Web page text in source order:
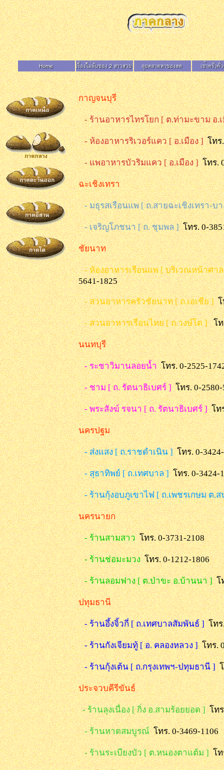
กาญจนบุรี
- ร้านอาหารไทรโยก [ ต.ท่ามะขาม อ.
- ห้องอาหารริเวอร์แคว [ อ.เมือง ]โ
- แพอาหารบัวริมแคว [ อ.เมือง ]โทร.
ฉะเชิงเทรา
- มธุรสเรือนแพ [ ถ.สายฉะเชิงเทรา-
- เจริญโภชนา [ ถ. ชุมพล ]โทร. 0-
ชัยนาท
- ห้องอาหารเรือนแพ [ บริเวณหน้าศา
5641-1825
- สวนอาหารครัวชัยนาท [ ถ.เอเชีย ]
- สวนอาหารเรือนไทย [ ถ.วงษ์โต ]โ
นนทบุรี
- ระชาวิมานลอยน้ำโทร. 0-2525-
- ชาม [ ถ. รัตนาธิเบศร์ ]โทร. 0-
- พระสังฆ์ รจนา [ ถ. รัตนาธิเบศร์ ]โท
นครปฐม
- ส่งแสง [ ถ.ราชดำเนิน ]โทร. 0-
- สุธาทิพย์ [ ถ.เทศบาล ]โทร. 0-3424-
- ร้านกุ้งอบภูเขาไฟ [ ถ.เพชรเกษม ต
นครนายก
- ร้านสามสาวโทร. 0-3731-2108
- ร้านช่อมะมวงโทร. 0-1212-1806
- ร้านลอมฟาง [ ต.ป่าขะ อ.บ้านนา ]โ
ปทุมธานี
- ร้านอึ้งจิ้วกี่ [ ถ.เทศบาลสัมพันธ์ ]โทร
- ร้านกังเจียมทู้ [ อ. คลองหลวง ]โทร.
- ร้านกุ้งเต้น [ ถ.กรุงเทพฯ-ปทุมธานี ]
ประจวบคีรีขันธ์
- ร้านลุงเนื่อง [ กิ่ง อ.สามร้อยยอด ]โท
- ร้านหาดสมบูรณ์โทร. 0-3469-1106
- ร้านระเบียงบัว [ ต.หนองตาแต้ม ]โท